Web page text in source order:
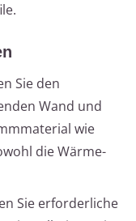
Sie den
Wand und
wie
die Wärme-
Sie erforderliche